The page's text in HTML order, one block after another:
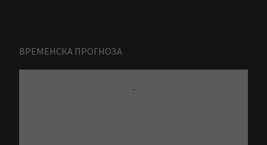
ВРЕМЕНСКА ПРОГНОЗА
-